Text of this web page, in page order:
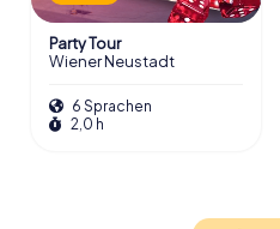
Party Tour
Wiener Neustadt
6 Sprachen
2,0 h